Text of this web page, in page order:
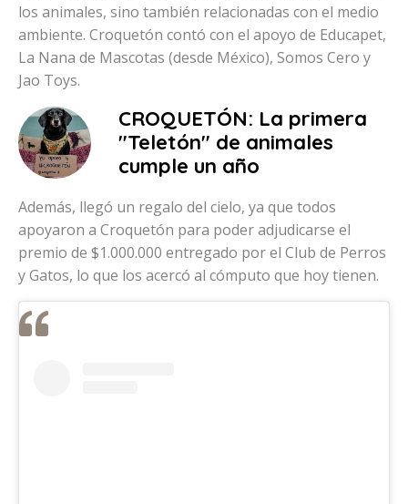
los animales, sino también relacionadas con el medio
ambiente. Croquetón contó con el apoyo de Educapet,
La Nana de Mascotas (desde México), Somos Cero y
Jao Toys.
CROQUETÓN: La primera
"Teletón" de animales
cumple un año
Además, llegó un regalo del cielo, ya que todos
apoyaron a Croquetón para poder adjudicarse el
premio de $1.000.000 entregado por el Club de Perros
y Gatos, lo que los acercó al cómputo que hoy tienen.